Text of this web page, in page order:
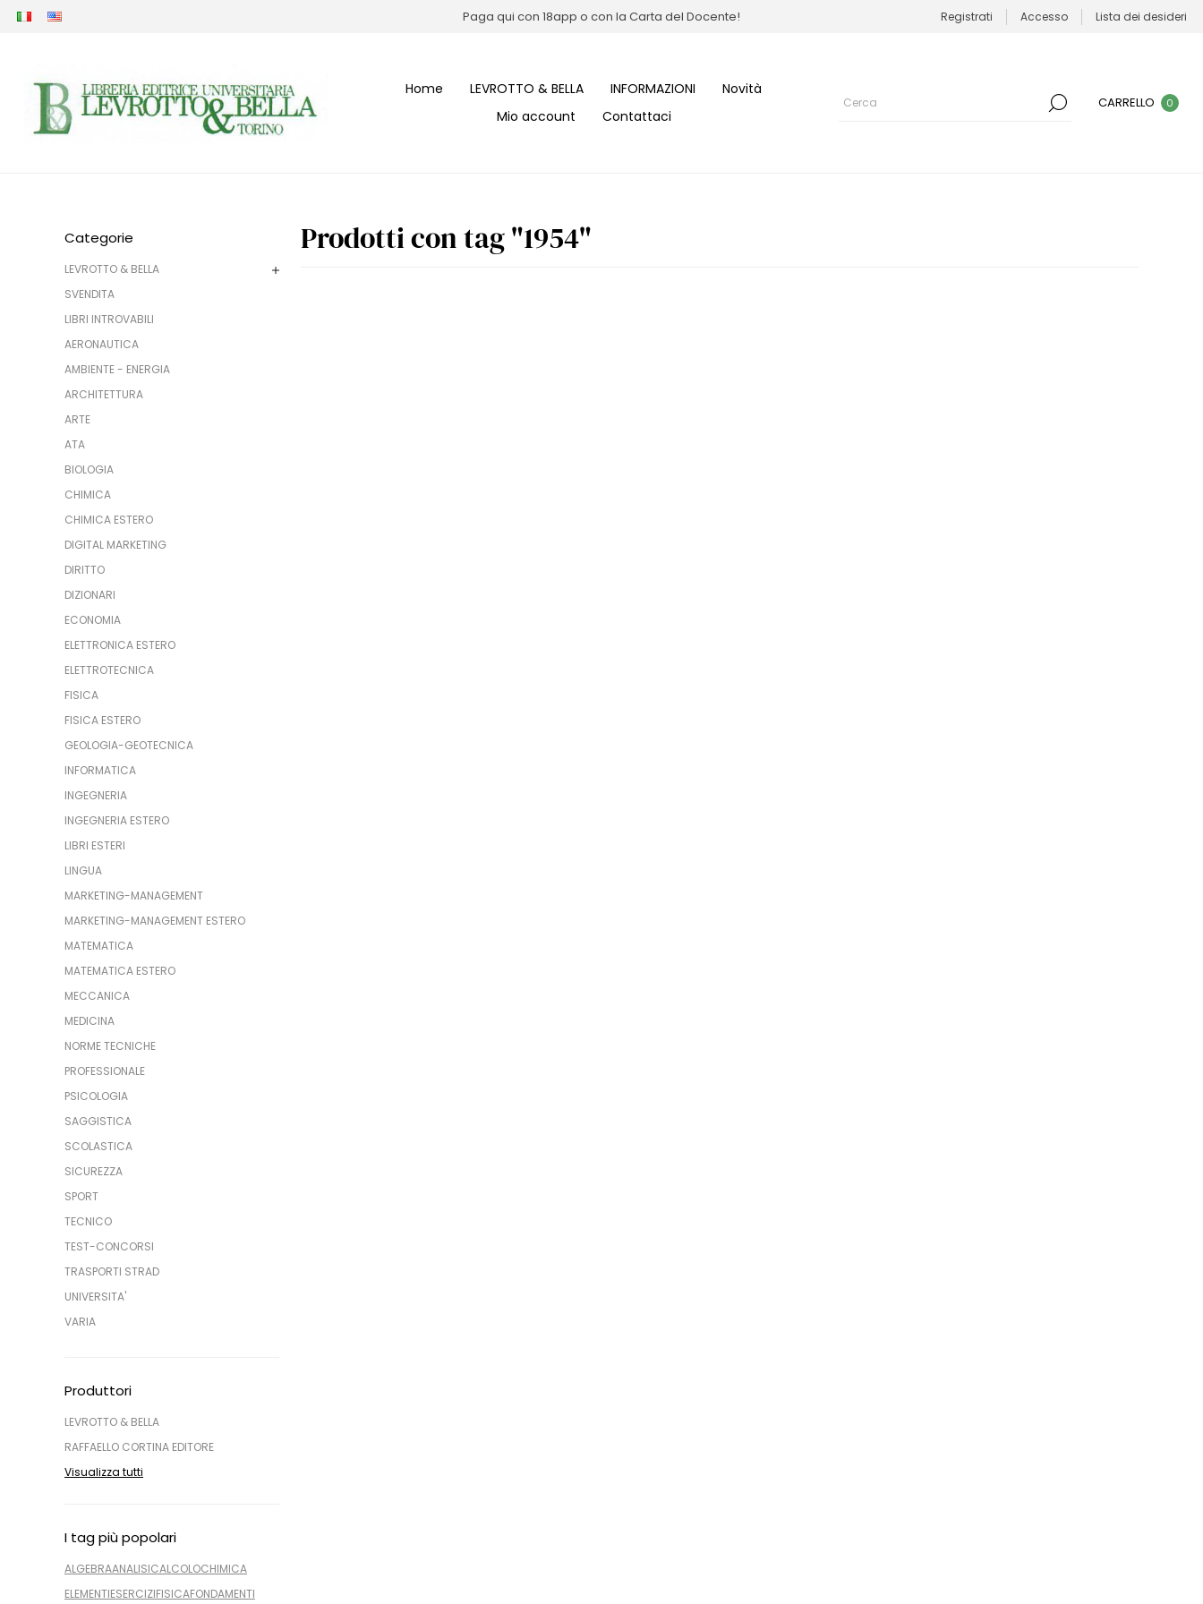
Paga qui con 18app o con la Carta del Docente! Registrati Accesso Lista dei desideri
Home LEVROTTO & BELLA INFORMAZIONI
Novità
Mio account
Contattaci
CARRELLO 0
Categorie
LEVROTTO & BELLA
SVENDITA
LIBRI INTROVABILI
AERONAUTICA
AMBIENTE - ENERGIA
ARCHITETTURA
ARTE
ATA
BIOLOGIA
CHIMICA
CHIMICA ESTERO
DIGITAL MARKETING
DIRITTO
DIZIONARI
ECONOMIA
ELETTRONICA ESTERO
ELETTROTECNICA
FISICA
FISICA ESTERO
GEOLOGIA-GEOTECNICA
INFORMATICA
INGEGNERIA
INGEGNERIA ESTERO
LIBRI ESTERI
LINGUA
MARKETING-MANAGEMENT
MARKETING-MANAGEMENT ESTERO
MATEMATICA
MATEMATICA ESTERO
MECCANICA
MEDICINA
NORME TECNICHE
PROFESSIONALE
PSICOLOGIA
SAGGISTICA
SCOLASTICA
SICUREZZA
SPORT
TECNICO
TEST-CONCORSI
TRASPORTI STRAD
UNIVERSITA'
VARIA
Produttori
LEVROTTO & BELLA
RAFFAELLO CORTINA EDITORE
Visualizza tutti
I tag più popolari
ALGEBRAANALISICALCOLOCHIMICA
ELEMENTIESERCIZIFISICAFONDAMENTI
Prodotti con tag "1954"